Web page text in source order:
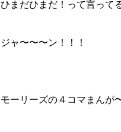
ひまだひまだ！って言って
ジャ〜〜〜ン！！！
モーリーズの４コマまんが